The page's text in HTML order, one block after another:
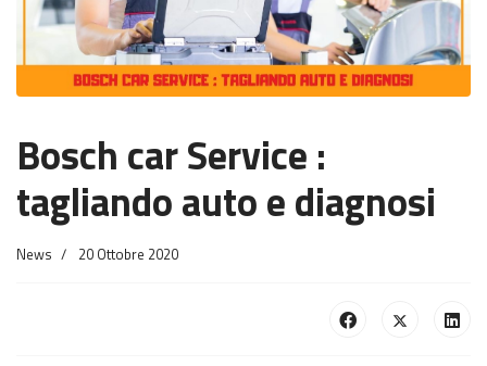
Bosch car Service :
tagliando auto e diagnosi
News 20 Ottobre 2020